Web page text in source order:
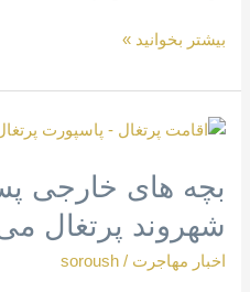
بیشتر بخوانید »
بچه های خارجی
شهروند پرتغال
اخبار مهاجرت /
soroush
بچه
پس
از
دو